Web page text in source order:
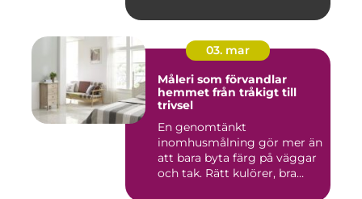
03. mar
Måleri som förvandlar
hemmet från tråkigt till
trivsel
En genomtänkt
inomhusmålning gör mer än
att bara byta färg på väggar
och tak. Rätt kulörer, bra